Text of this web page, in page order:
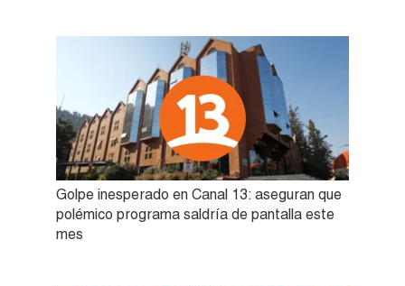
Golpe inesperado en Canal 13: aseguran que
polémico programa saldría de pantalla este
mes